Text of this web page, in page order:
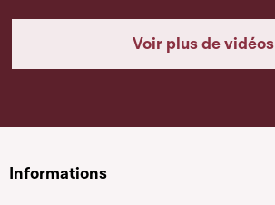
Voir plus de vidéos
Informations